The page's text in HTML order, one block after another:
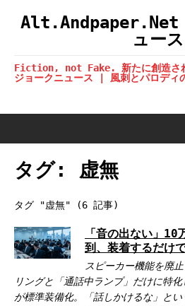
Alt.Andpaper.Net
ュース
Fiction, not Fake. 新たに創造され
ジョークニュース | 風刺とパロディ
タグ: 虚無
タグ "虚無" (6 記事)
「音の出ない」10
到、装着するだけ
スピーカー機能を廃
リングと「通話中ランプ」だけに特
が標準装備化。「話しかけるな」と